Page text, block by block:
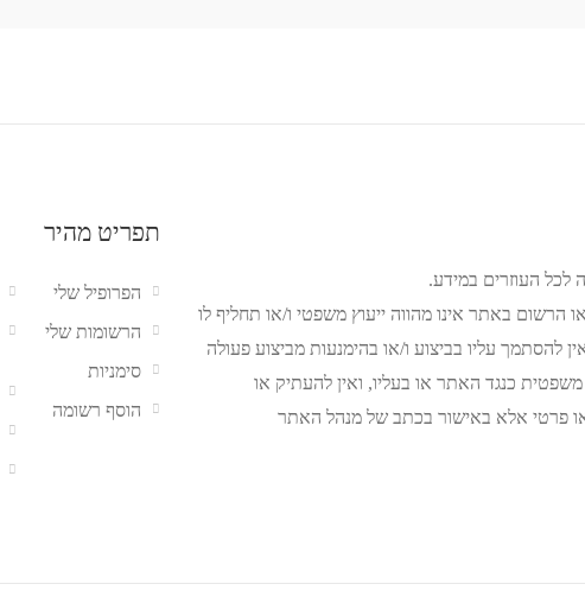
לכל העוזרים במידע.
הרשום באתר אינו מהווה ייעוץ משפטי ו/או תחליף לו
להסתמך עליו בביצוע ו/או בהימנעות מביצוע פעולה
כנגד האתר או בעליו, ואין להעתיק או
פרטי אלא באישור בכתב של מנהל האתר
תפריט מהיר
הפרופיל שלי
הרשומות שלי
סימניות
הוסף רשומה